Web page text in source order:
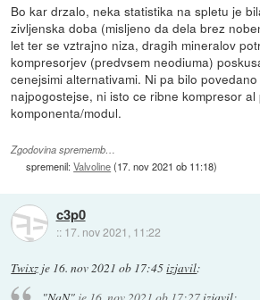
Bo kar drzalo, neka statistika na spletu je
zivljenska doba (misljeno da dela brez
let ter se vztrajno niza, dragih mineralov
kompresorjev (predvsem neodiuma)
cenejsimi alternativami. Ni pa bilo
najpogostejse, ni isto ce ribne kompresor
komponenta/modul.
Zgodovina sprememb…
spremenil:Valvoline(17. nov 2021 ob 11:18)
c3p0
:: 17. nov 2021, 11:22
Twixz je 16. nov 2021 ob 17:45izjavil: